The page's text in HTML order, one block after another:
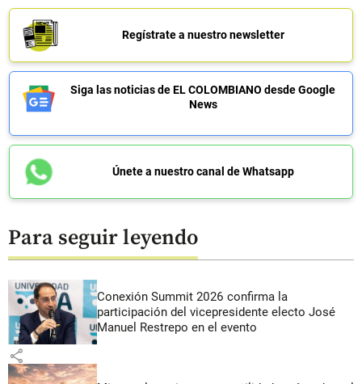
Regístrate a nuestro newsletter
Siga las noticias de EL COLOMBIANO desde Google
News
Únete a nuestro canal de Whatsapp
Para seguir leyendo
Conexión Summit 2026 confirma la
participación del vicepresidente electo José
Manuel Restrepo en el evento
share